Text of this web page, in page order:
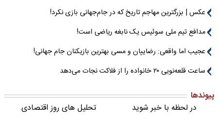
عکس | بزرگترین مهاجم تاریخ که در جام‌جهانی بازی نکرد!
مدافع تیم ملی سوئیس یک نابغه ریاضی است!
عجیب اما واقعی: رضاییان و مسی بهترین بازیکنان جام جهانی!
ساعت قلعه‌نویی ۲۰ خانواده را از فلاکت نجات می‌دهد
پیوندها
در لحظه با خبر شوید
تحلیل های روز اقتصادی